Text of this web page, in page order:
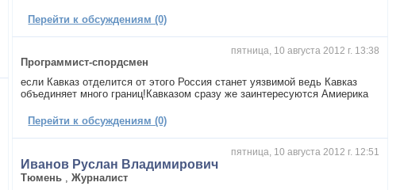
Перейти к обсуждениям (0)
пятница, 10 августа 2012 г. 13:38
Программист-спордсмен
если Кавказ отделится от этого Россия станет уязвимой ведь Кавказ
объединяет много границ!Кавказом сразу же заинтересуются Амиерика
Перейти к обсуждениям (0)
пятница, 10 августа 2012 г. 12:51
Иванов Руслан Владимирович
Тюмень ,Журналист